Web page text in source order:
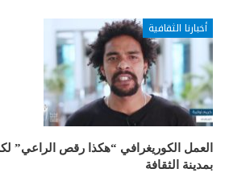
أخبارنا الثقافية
العمل الكوريغرافي “هكذا رقص الراعي”
بمدينة الثقافة